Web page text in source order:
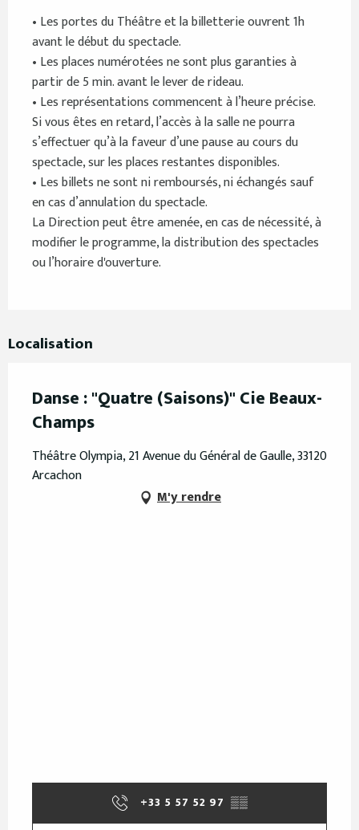
• Les portes du Théâtre et la billetterie ouvrent 1h
avant le début du spectacle.
• Les places numérotées ne sont plus garanties à
partir de 5 min. avant le lever de rideau.
• Les représentations commencent à l’heure précise.
Si vous êtes en retard, l’accès à la salle ne pourra
s’effectuer qu’à la faveur d’une pause au cours du
spectacle, sur les places restantes disponibles.
• Les billets ne sont ni remboursés, ni échangés sauf
en cas d’annulation du spectacle.
La Direction peut être amenée, en cas de nécessité, à
modifier le programme, la distribution des spectacles
ou l’horaire d'ouverture.
Localisation
Danse : "Quatre (Saisons)" Cie Beaux-
Champs
Théâtre Olympia, 21 Avenue du Général de Gaulle, 33120
Arcachon
M'y rendre
+33 5 57 52 97 ▒▒